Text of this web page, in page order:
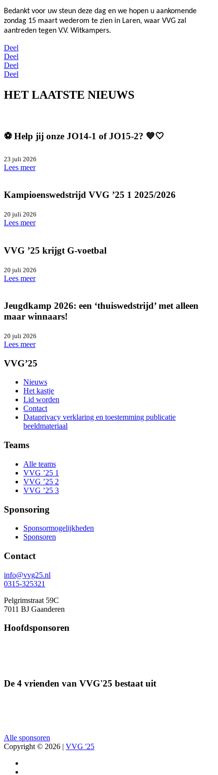
Bedankt voor uw steun deze dag en we hopen u aankomende
zondag 15 maart wederom te zien in Laren, waar VVG zal
aantreden tegen V.V. Witkampers.
Deel
Deel
Deel
Deel
HET LAATSTE NIEUWS
⚽️ Help jij onze JO14-1 of JO15-2? 💙🤍
23 juli 2026
Lees meer
Kampioenswedstrijd VVG ’25 1 2025/2026
20 juli 2026
Lees meer
VVG ’25 krijgt G-voetbal
20 juli 2026
Lees meer
Jeugdkamp 2026: een ‘thuiswedstrijd’ met alleen
maar winnaars!
20 juli 2026
Lees meer
VVG’25
Nieuws
Het kastje
Lid worden
Contact
Dataprivacy verklaring en toestemming publicatie
beeldmateriaal
Teams
Alle teams
VVG ’25 1
VVG ’25 2
VVG ’25 3
Sponsoring
Sponsormogelijkheden
Sponsoren
Contact
info@vvg25.nl
0315-325321
Pelgrimstraat 59C
7011 BJ Gaanderen
Hoofdsponsoren
De 4 vrienden van VVG'25 bestaat uit
Alle sponsoren
Copyright © 2026 | VVG '25